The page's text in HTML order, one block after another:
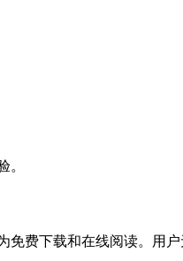
。
费下载和在线阅读。用